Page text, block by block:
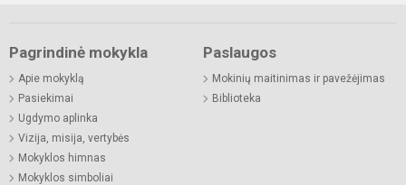
Pagrindinė mokykla
Apie mokyklą
Pasiekimai
Ugdymo aplinka
Vizija, misija, vertybės
Mokyklos himnas
Mokyklos simboliai
Paslaugos
Mokinių maitinimas ir pavežėjimas
Biblioteka